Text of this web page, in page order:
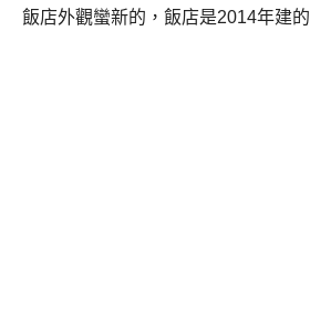
飯店外觀蠻新的，飯店是2014年建的